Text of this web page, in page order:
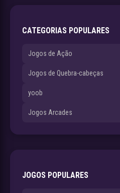
CATEGORIAS POPULARES
Jogos de Ação
Jogos de Quebra-cabeças
yoob
Jogos Arcades
JOGOS POPULARES